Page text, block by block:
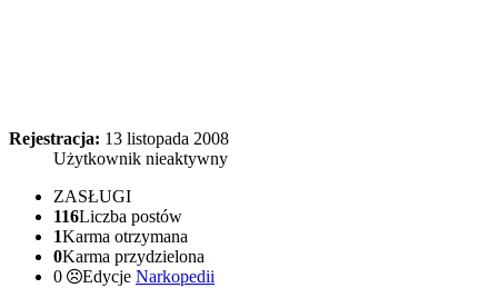
Rejestracja: 13 listopada 2008
Użytkownik nieaktywny
ZASŁUGI
116Liczba postów
1Karma otrzymana
0Karma przydzielona
0
Edycje Narkopedii